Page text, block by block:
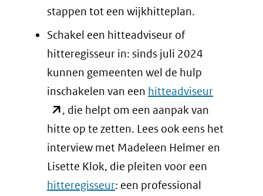
stappen tot een wijkhitteplan.
Schakel een hitteadviseur of
hitteregisseur in: sinds juli 2024
kunnen gemeenten wel de hulp
inschakelen van een hitteadviseur(opent
nieuw
venster)
, die helpt om een aanpak van
hitte op te zetten. Lees ook eens het
interview met Madeleen Helmer en
Lisette Klok, die pleiten voor een
hitteregisseur: een professional